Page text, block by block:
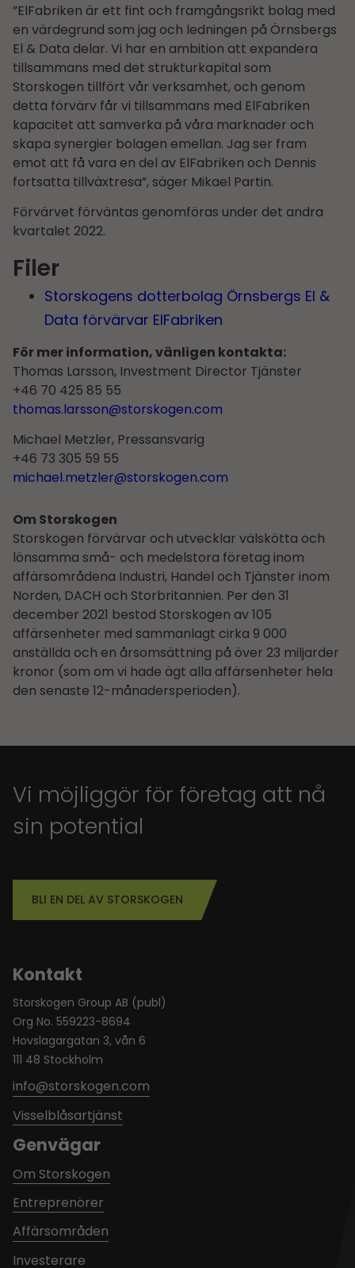
”ElFabriken är ett fint och framgångsrikt bolag med
en värdegrund som jag och ledningen på Örnsbergs
El & Data delar. Vi har en ambition att expandera
tillsammans med det strukturkapital som
Storskogen tillfört vår verksamhet, och genom
detta förvärv får vi tillsammans med ElFabriken
kapacitet att samverka på våra marknader och
skapa synergier bolagen emellan. Jag ser fram
emot att få vara en del av ElFabriken och Dennis
fortsatta tillväxtresa”, säger Mikael Partin.
Förvärvet förväntas genomföras under det andra
kvartalet 2022.
Filer
Storskogens dotterbolag Örnsbergs El &
Data förvärvar ElFabriken
För mer information, vänligen kontakta:
Thomas Larsson, Investment Director Tjänster
+46 70 425 85 55
thomas.larsson@storskogen.com
Michael Metzler, Pressansvarig
+46 73 305 59 55
michael.metzler@storskogen.com
Om Storskogen
Storskogen förvärvar och utvecklar välskötta och
lönsamma små- och medelstora företag inom
affärsområdena Industri, Handel och Tjänster inom
Norden, DACH och Storbritannien. Per den 31
december 2021 bestod Storskogen av 105
affärsenheter med sammanlagt cirka 9 000
anställda och en årsomsättning på över 23 miljarder
kronor (som om vi hade ägt alla affärsenheter hela
den senaste 12-månadersperioden).
Vi möjliggör för företag att nå
sin potential
BLI EN DEL AV STORSKOGEN
Kontakt
Storskogen Group AB (publ)
Org No. 559223-8694
Hovslagargatan 3, vån 6
111 48 Stockholm
info@storskogen.com
Visselblåsartjänst
Genvägar
Om Storskogen
Entreprenörer
Affärsområden
Investerare